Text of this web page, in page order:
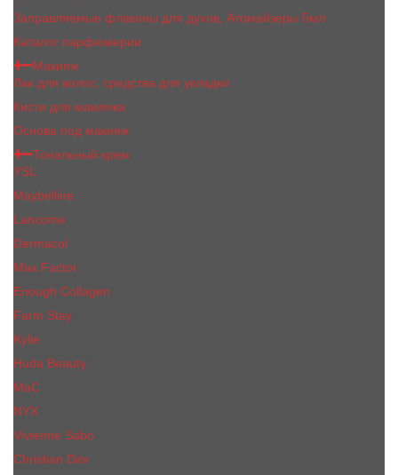
Заправляемые флаконы для духов, Атомайзеры 5мл
Каталог парфюмерии
Макияж
Лак для волос, средства для укладки
Кисти для макияжа
Основа под макияж
Тональный крем
YSL
Maybelline
Lancome
Dermacol
Max Factor
Enough Collagen
Farm Stay
Kylie
Huda Beauty
МаС
NYX
Vivienne Sabo
Сhristiаn Diоr